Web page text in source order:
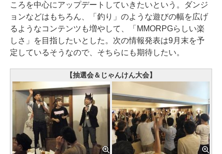
ころを中心にアップデートしていきたいという。ダンジ
ョンなどはもちろん、「釣り」のような遊びの幅を広げ
るようなコンテンツも増やして、「MMORPGらしい楽
しさ」を目指したいとした。次の情報発表は9月末を予
定しているそうなので、そちらにも期待したい。
【抽選会＆じゃんけん大会】